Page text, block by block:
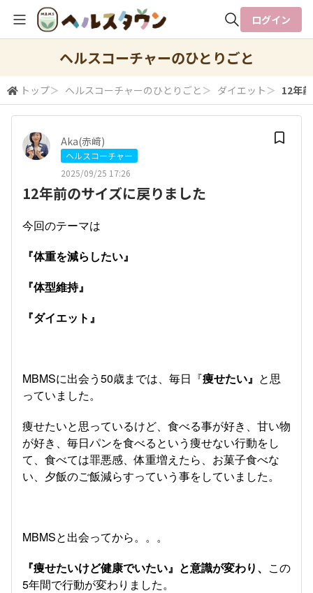
全体検索
検索
ログイン
ヘルスコーチャーのひとりごと
トップ＞ ヘルスコーチャーのひとりごと ＞ ダイエット ＞ 12年
Aka(赤﨑)
ヘルスコーチャー
2025/09/25 17:26
12年前のサイズに戻りました
今回のテーマは
『体重を減らしたい』
『体型維持』
『ダイエット』
MBMSに出会う50歳までは、毎日『痩せたい』 と思
っていました。
痩せたいと思っているけど、食べる事が好き、甘い物
が好き、毎日パンを食べるという痩せない行動をし
て、食べては罪悪感、体重増えたら、お菓子食べな
い、夕飯のご飯減らすっていう事をしていました。
MBMSと出会ってから。。。
『痩せたいけど健康でいたい』と意識が変わり、 この
5年間で行動が変わりました。